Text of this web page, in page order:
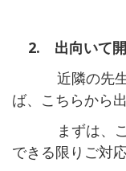
2. 出向いて
近隣の先
ば、こちらから
まずは、ご希
できる限りご対